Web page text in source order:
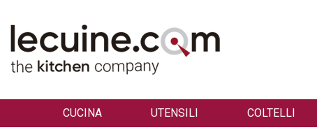
CUCINA UTENSILI COLTELLI